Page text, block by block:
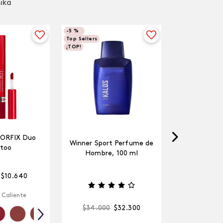
Duo
$10 .640
Caliente
-5 %
Top Sellers
¡TOP!
Winner Sport Perfume de
Hombre, 100 ml
$34.000 $32 .300